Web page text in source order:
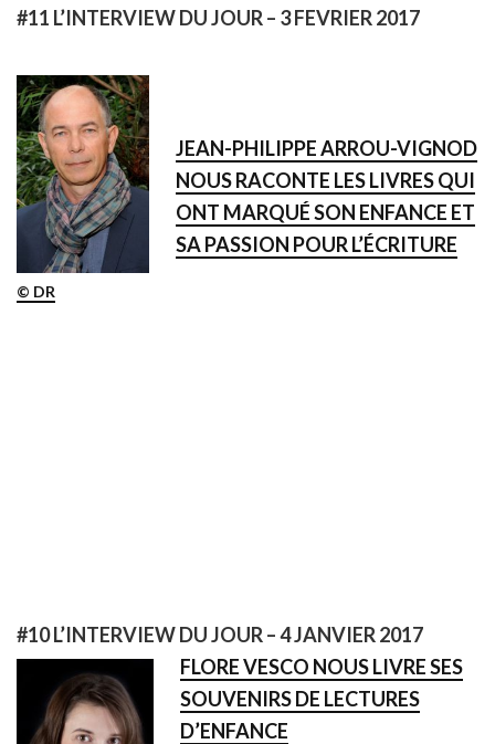
#11 L’INTERVIEW DU JOUR – 3 FEVRIER 2017
© DR
JEAN-PHILIPPE ARROU-VIGNOD
NOUS RACONTE LES LIVRES QUI
ONT MARQUÉ SON ENFANCE ET
SA PASSION POUR L’ÉCRITURE
#10 L’INTERVIEW DU JOUR – 4 JANVIER 2017
FLORE VESCO NOUS LIVRE SES
SOUVENIRS DE LECTURES
D’ENFANCE